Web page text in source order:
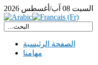
السبت 08 آب/أغسطس 2026
الصفحة الرئيسية
مهامنا